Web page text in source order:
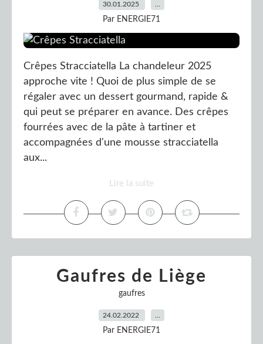
30.01.2025
Par ENERGIE71
Crêpes Stracciatella La chandeleur 2025
approche vite ! Quoi de plus simple de se
régaler avec un dessert gourmand, rapide &
qui peut se préparer en avance. Des crêpes
fourrées avec de la pâte à tartiner et
accompagnées d'une mousse stracciatella
aux...
Lire la suite
Gaufres de Liège
gaufres
24.02.2022
Par ENERGIE71